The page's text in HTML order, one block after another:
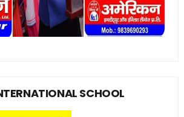
SCHOOL